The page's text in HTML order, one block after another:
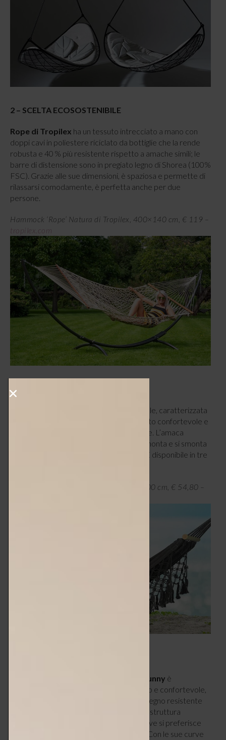
2 – SCELTA ECOSOSTENIBILE
Rope di Tropilex ha un tessuto intrecciato a mano con
doppi cavi in poliestere riciclato da bottiglie che la rende
robusta e 40 % più resistente rispetto a amache simili; le
barre di distensione sono in pregiato legno di Shorea (100%
FSC). Grazie alle sue dimensioni, è spaziosa e permette di
rilassarsi comodamente, è perfetta anche per due
persone.
Hammock ‘Rope’ Natura di Tropilex, 400×140 cm, € 119 –
tropilex.com
3 – CLASSICO SENZA TEMPO
Leggera, facile da trasportare e pieghevole, caratterizzata
da un design anti-ribaltamento, con tessuto confortevole e
traspirante, adatto anche a giornate calde. L’amaca
si monta e si smonta
in pochi minuti senza bisogno di attrezzi. È disponibile in tre
Amaca di Interior Dream Design, 200×100 cm, € 54,80 –
Outsunny è
caratterizzata da un letto in cotone ampio e confortevole,
ideale per due persone; è realizzata con legno resistente
agli agenti atmosferici. Essendo dotata di struttura
autoportante, può essere posizionata dove si preferisce
senza dover cercare punti d’ancoraggio. Con le sue curve